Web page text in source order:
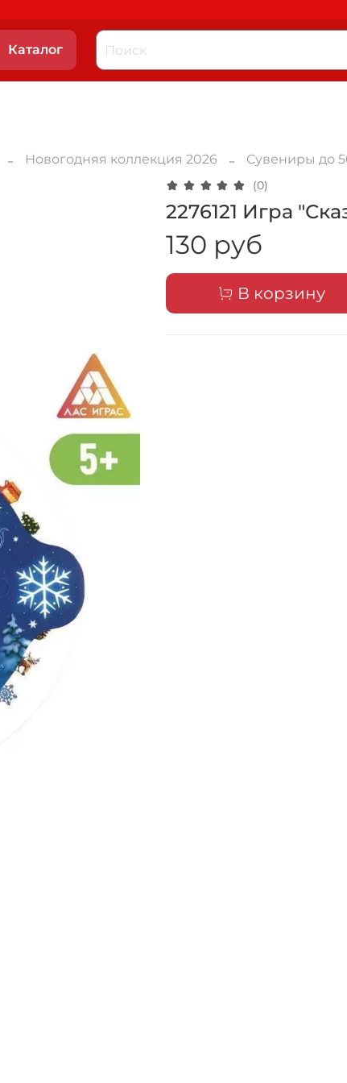
Каталог
Новогодняя коллекция 2026 Сувениры до
(0)
2276121 Игра
130 руб
В корзину